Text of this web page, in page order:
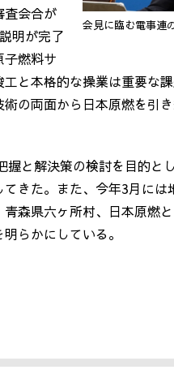
会見に臨む電事連
査会合が
明が完了
子燃料サ
と本格的な操業は重要な
の両面から日本原燃を引
と解決策の検討を目的と
てきた。また、今年3月に
森県六ヶ所村、日本原燃
明らかにしている。